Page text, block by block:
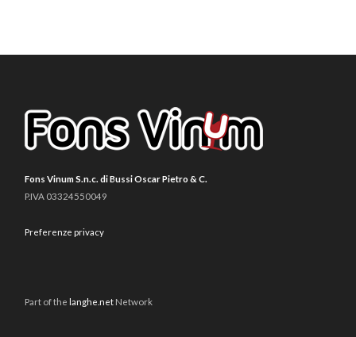
Fons Vinum S.n.c. di Bussi Oscar Pietro & C.
P.IVA 03324550049
Preferenze privacy
Part of thelanghe.net Network